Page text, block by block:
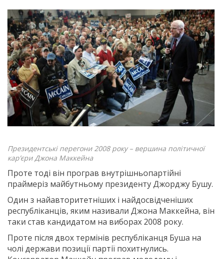
Президентські перегони 2008 року – вершина політичної
кар’єри Джона Маккейна
Проте тоді він програв внутрішньопартійні
праймеріз майбутньому президенту Джорджу Бушу.
Один з найавторитетніших і найдосвідченіших
республіканців, яким називали Джона Маккейна, він
таки став кандидатом на виборах 2008 року.
Проте після двох термінів республіканця Буша на
чолі держави позиції партії похитнулись.